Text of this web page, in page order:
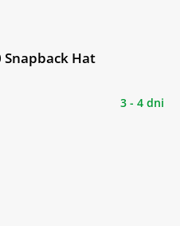
Snapback Hat
3 - 4 dni